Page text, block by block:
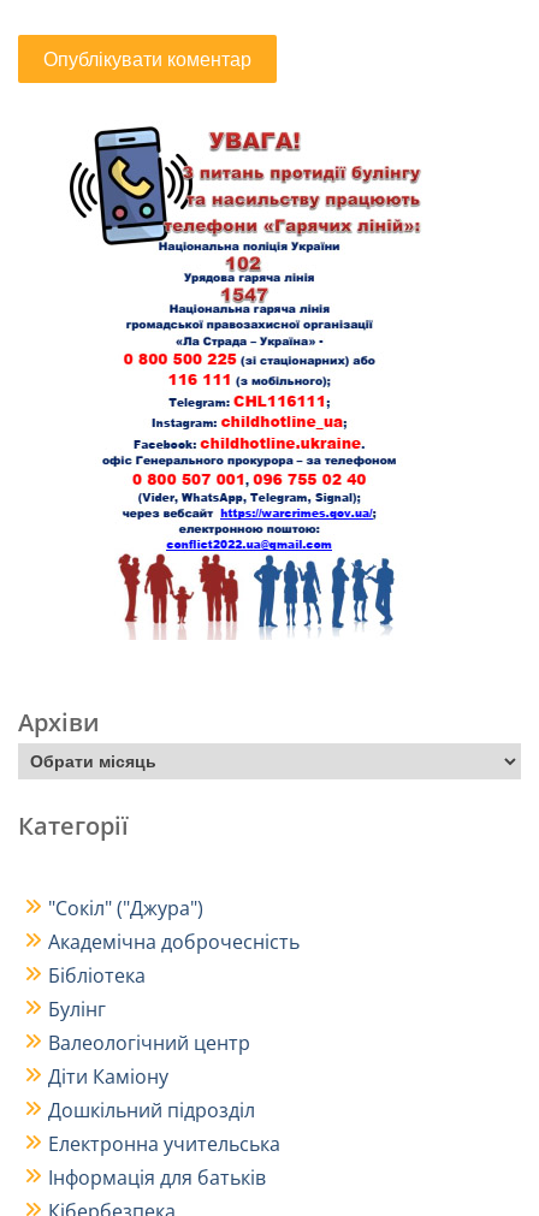
Архіви
Категорії
"Сокіл" ("Джура")
Академічна доброчесність
Бібліотека
Булінг
Валеологічний центр
Діти Каміону
Дошкільний підрозділ
Електронна учительська
Інформація для батьків